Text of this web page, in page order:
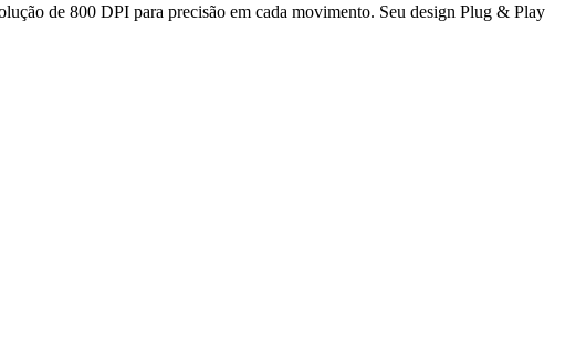
de 800 DPI para precisão em cada movimento. Seu design Plug & Play